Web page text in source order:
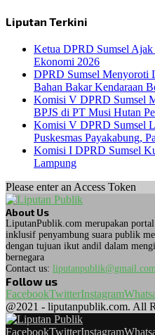
Liputan Terkini
Ketua DPRD Sumsel Ajak
Ekonomi 2026
DPRD Sumsel Menyoroti
Bahan Bakar Kendaraan
Komisi V DPRD Sumsel
BPJS di PT Musi Hutan
Komisi V DPRD Sumsel
Puskesmas Payakabung,
Komisi I DPRD Sumsel
Lampung
Please enter an Access Token
About Us
LiputanPublik.com merupakan
inklusif penyambung suara publik
dengan tujuan ikut andil dalam
bernegara
Contact us:
Follow us
FacebookTwitterInstagram
@2021 - liputanpublik.com. All
FacebookTwitterInstagram